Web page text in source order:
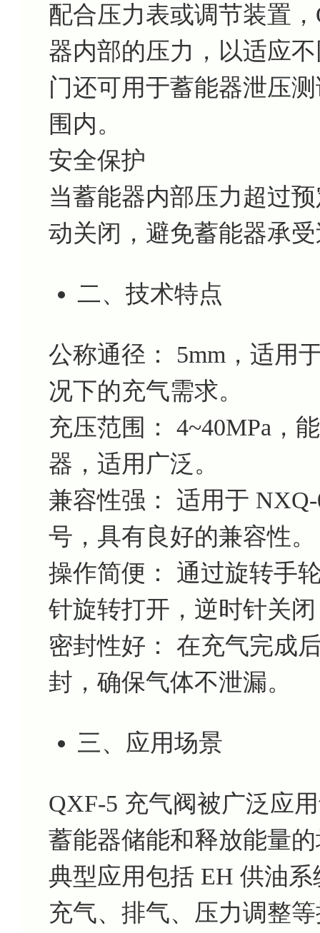
配合压力表或调节装置
器内部的压力，以适应
门还可用于蓄能器泄压
围内。
安全保护
当蓄能器内部压力超过
动关闭，避免蓄能器承
二、技术特点
公称通径： 5mm，适用
况下的充气需求。
充压范围： 4~40MPa，
器，适用广泛。
兼容性强： 适用于
号，具有良好的兼容性。
操作简便： 通过旋转手
针旋转打开，逆时针关
密封性好： 在充气完成
封，确保气体不泄漏。
三、应用场景
QXF-5 充气阀被广泛应
蓄能器储能和释放能量
典型应用包括 EH 供油
充气、排气、压力调整